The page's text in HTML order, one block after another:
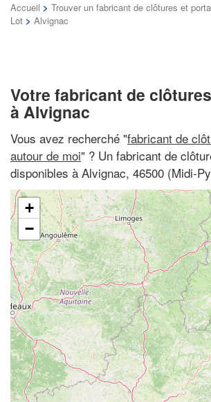
Accueil > Trouver un fabricant de clôtures et
Lot > Alvignac
Votre fabricant de
à Alvignac
Vous avez recherché "fabricant de
autour de moi" ? Un fabricant de
disponibles à Alvignac, 46500 (Midi-
+
−